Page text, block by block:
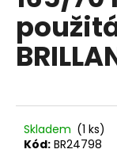
5
hvězdiček.
Skladem (1 ks)
Kód: BR24798
a
j
í
?